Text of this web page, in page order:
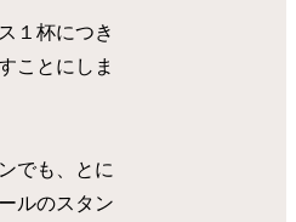
１杯につき
ことにしま
でも、とに
ルのスタン